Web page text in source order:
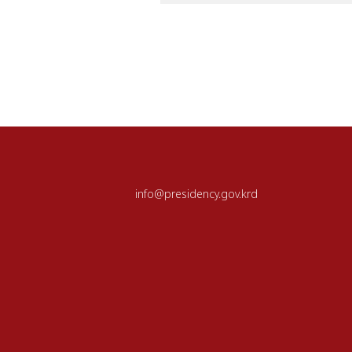
info@presidency.gov.krd